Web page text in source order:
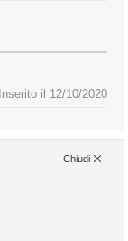
Inserito il 12/10/2020
Chiudi